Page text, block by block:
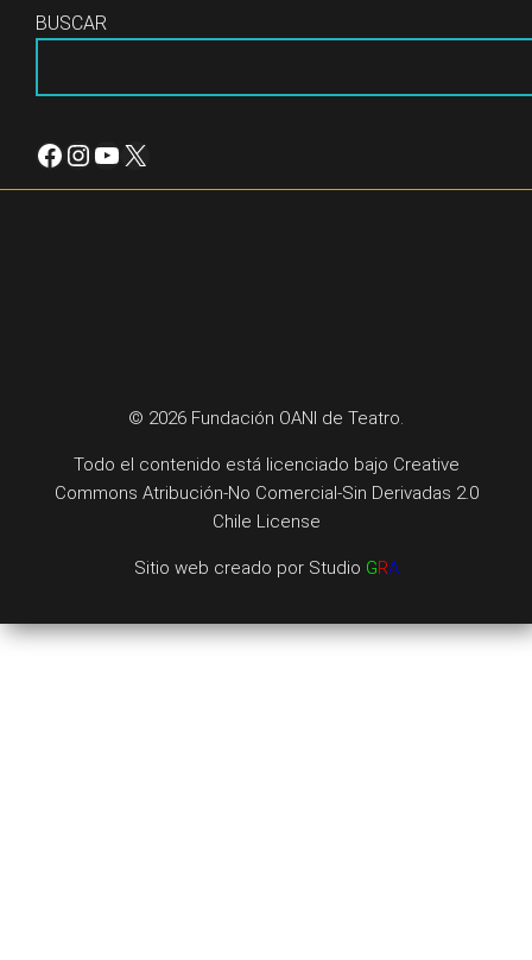
Facebook
Instagram
YouTube
X
BUSCAR
© 2026 Fundación OANI de Teatro.
Todo el contenido está licenciado bajo Creative
Commons Atribución-No Comercial-Sin Derivadas 2.0
Chile License
Sitio web creado por Studio GRA